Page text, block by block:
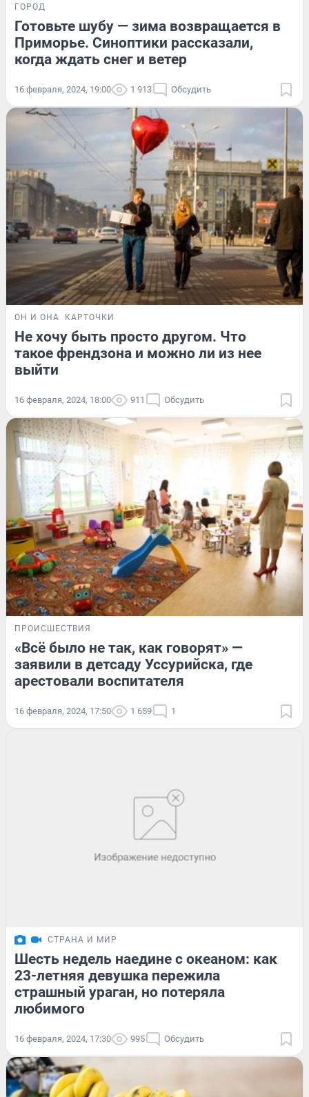
ГОРОД
Готовьте шубу — зима возвращается в
Приморье. Синоптики рассказали,
когда ждать снег и ветер
16 февраля, 2024, 19:00 1 913 Обсудить
ОН И ОНА КАРТОЧКИ
Не хочу быть просто другом. Что
такое френдзона и можно ли из нее
выйти
16 февраля, 2024, 18:00 911 Обсудить
ПРОИСШЕСТВИЯ
«Всё было не так, как говорят» —
заявили в детсаду Уссурийска, где
арестовали воспитателя
16 февраля, 2024, 17:50 1 659 1
СТРАНА И МИР
Шесть недель наедине с океаном: как
23-летняя девушка пережила
страшный ураган, но потеряла
любимого
16 февраля, 2024, 17:30 995 Обсудить